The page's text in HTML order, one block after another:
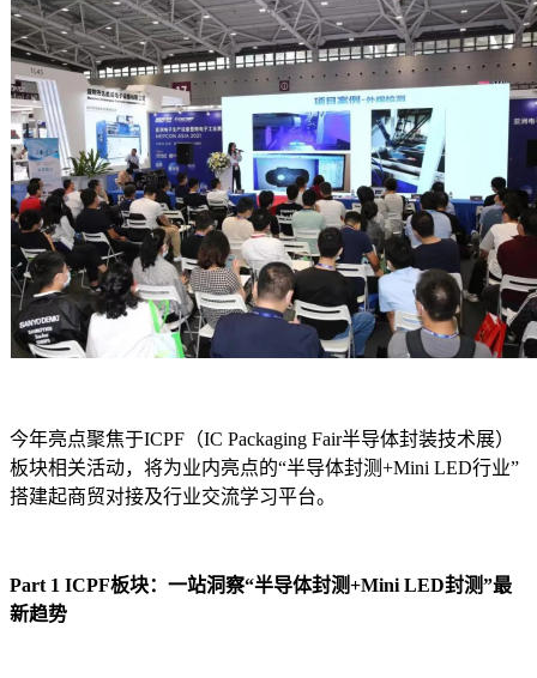
今年亮点聚焦于ICPF（IC Packaging Fair半导体封装技术展）
板块相关活动，将为业内亮点的“半导体封测+Mini LED行业”
搭建起商贸对接及行业交流学习平台。
Part 1 ICPF板块：一站洞察“半导体封测+Mini LED封测”最
新趋势